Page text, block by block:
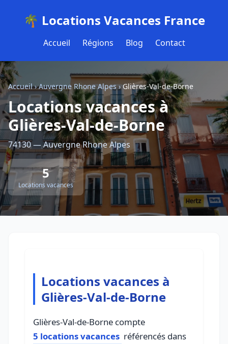
🌴 Locations Vacances France
Accueil Régions Blog Contact
Accueil›Auvergne Rhone Alpes›Glières-Val-de-Borne
Locations vacances à
Glières-Val-de-Borne
74130 — Auvergne Rhone Alpes
5
Locations vacances
Locations vacances à
Glières-Val-de-Borne
Glières-Val-de-Borne compte
5 locations vacances référencés dans